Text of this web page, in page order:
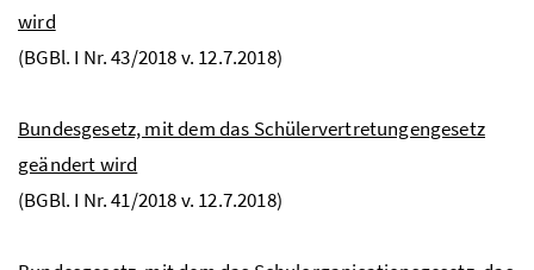
wird
(BGBl. I Nr. 43/2018 v. 12.7.2018)
Bundesgesetz, mit dem das Schülervertretungengesetz
geändert wird
(BGBl. I Nr. 41/2018 v. 12.7.2018)